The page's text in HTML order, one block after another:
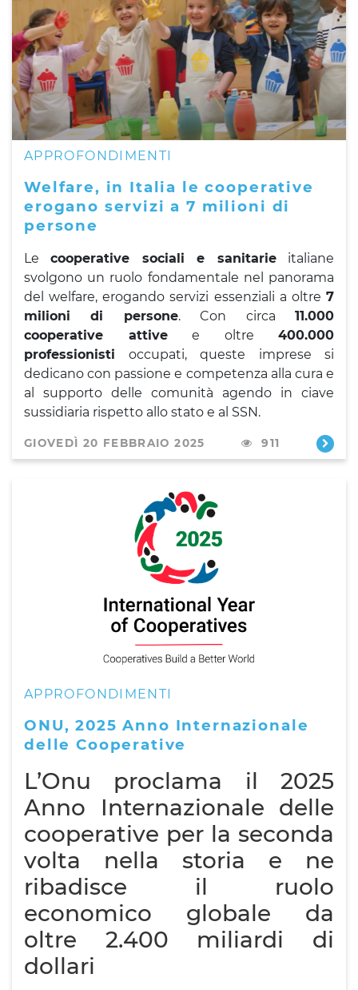
APPROFONDIMENTI
Welfare, in Italia le cooperative
erogano servizi a 7 milioni di
persone
Lecooperative sociali e sanitarieitaliane
svolgono un ruolo fondamentale nel panorama
del welfare, erogando servizi essenziali a oltre 7
milioni di persone. Con circa11.000
cooperative attivee oltre 400.000
professionisti occupati, queste imprese si
dedicano con passione e competenza alla cura e
al supporto delle comunità agendo in ciave
sussidiaria rispetto allo stato e al SSN.
GIOVEDÌ 20 FEBBRAIO 2025 911
APPROFONDIMENTI
ONU, 2025 Anno Internazionale
delle Cooperative
L’Onu proclama il 2025
Anno Internazionale delle
cooperative per la seconda
volta nella storia e ne
ribadisce il ruolo
economico globale da
oltre 2.400 miliardi di
dollari